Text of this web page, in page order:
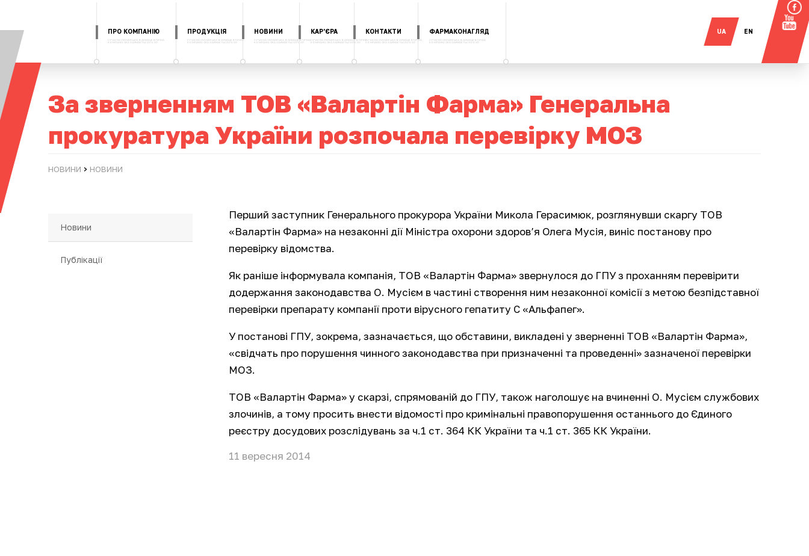
ПРО КОМПАНІЮ ПРОДУКЦІЯ НОВИНИ КАР'ЄРА КОНТАКТИ ФАРМАКОНАГЛЯД UA EN
За зверненням ТОВ «Валартін Фарма» Генеральна
прокуратура України розпочала перевірку МОЗ
НОВИНИ › НОВИНИ
Новини
Публікації
Перший заступник Генерального прокурора України Микола Герасимюк, розглянувши скаргу ТОВ
«Валартін Фарма» на незаконні дії Міністра охорони здоров’я Олега Мусія, виніс постанову про
перевірку відомства.
Як раніше інформувала компанія, ТОВ «Валартін Фарма» звернулося до ГПУ з проханням перевірити
додержання законодавства О. Мусієм в частині створення ним незаконної комісії з метою безпідставної
перевірки препарату компанії проти вірусного гепатиту С «Альфапег».
У постанові ГПУ, зокрема, зазначається, що обставини, викладені у зверненні ТОВ «Валартін Фарма»,
«свідчать про порушення чинного законодавства при призначенні та проведенні» зазначеної перевірки
МОЗ.
ТОВ «Валартін Фарма» у скарзі, спрямованій до ГПУ, також наголошує на вчиненні О. Мусієм службових
злочинів, а тому просить внести відомості про кримінальні правопорушення останнього до Єдиного
реєстру досудових розслідувань за ч.1 ст. 364 КК України та ч.1 ст. 365 КК України.
11 вересня 2014